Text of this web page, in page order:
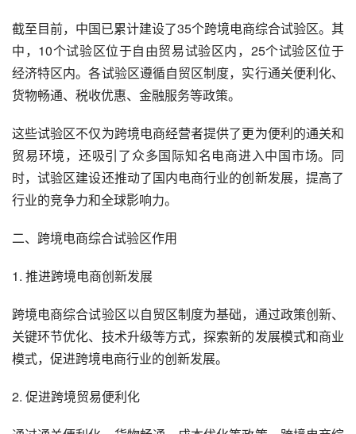
截至目前，中国已累计建设了35个跨境电商综合试验区。其
中，10个试验区位于自由贸易试验区内，25个试验区位于
经济特区内。各试验区遵循自贸区制度，实行通关便利化、
货物畅通、税收优惠、金融服务等政策。
这些试验区不仅为跨境电商经营者提供了更为便利的通关和
贸易环境，还吸引了众多国际知名电商进入中国市场。同
时，试验区建设还推动了国内电商行业的创新发展，提高了
行业的竞争力和全球影响力。
二、跨境电商综合试验区作用
1. 推进跨境电商创新发展
跨境电商综合试验区以自贸区制度为基础，通过政策创新、
关键环节优化、技术升级等方式，探索新的发展模式和商业
模式，促进跨境电商行业的创新发展。
2. 促进跨境贸易便利化